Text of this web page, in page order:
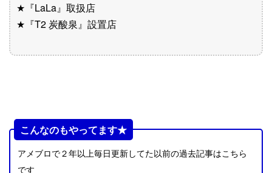
★『LaLa』取扱店
★『T2 炭酸泉』設置店
こんなのもやってます★
アメブロで２年以上毎日更新してた以前の過去記事はこちら
です